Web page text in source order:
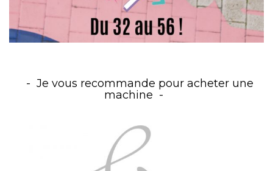
Je vous recommande pour acheter une
machine